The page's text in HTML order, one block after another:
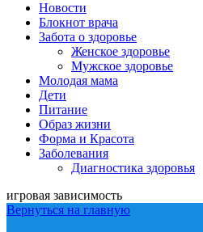
Новости
Блокнот врача
Забота о здоровье
Женское здоровье
Мужское здоровье
Молодая мама
Дети
Питание
Образ жизни
Форма и Красота
Заболевания
Диагностика здоровья
игровая зависимость
Вернуться на главную